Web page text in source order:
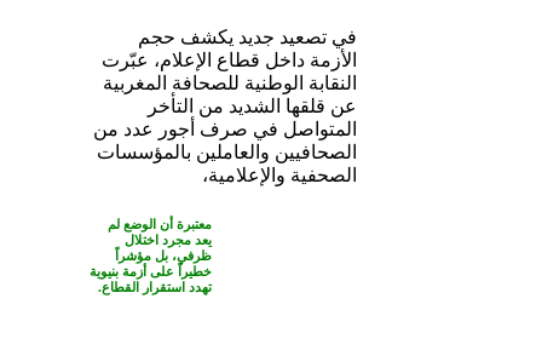
في تصعيد جديد يكشف حجم
الأزمة داخل قطاع الإعلام، عبّرت
النقابة الوطنية للصحافة المغربية
عن قلقها الشديد من التأخر
المتواصل في صرف أجور عدد من
الصحافيين والعاملين بالمؤسسات
الصحفية والإعلامية،
معتبرة أن الوضع لم
يعد مجرد اختلال
ظرفي، بل مؤشراً
خطيراً على أزمة بنيوية
تهدد استقرار القطاع.